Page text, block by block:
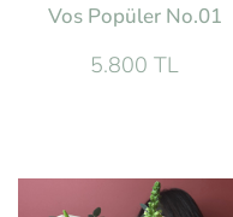
Vos Popüler No.01
5.800 TL